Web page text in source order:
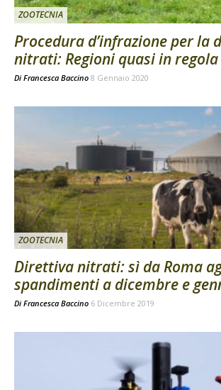
ZOOTECNIA
Procedura d’infrazione per la
nitrati: Regioni quasi in regola
Di Francesca Baccino 8 Gennaio 2020
ZOOTECNIA
Direttiva nitrati: sì da Roma
spandimenti a dicembre e
Di Francesca Baccino 6 Dicembre 2019